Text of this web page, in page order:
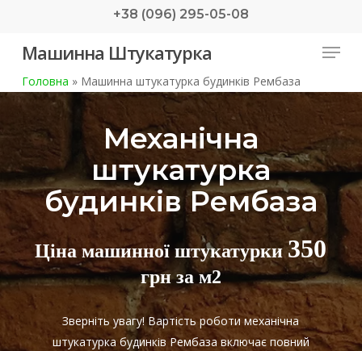
main
+38 (096) 295-05-08
Машинна Штукатурка Menu
Головна »Машинна штукатурка будинків Рембаза
Механічна
штукатурка
будинків Рембаза
Ціна машинної штукатурки350
грн за м2
Зверніть увагу! Вартість роботи механічна
штукатурка будинків Рембаза включає повний